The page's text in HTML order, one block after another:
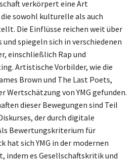
verkörpert eine Art
sowohl kulturelle als auch
Die Einflüsse reichen weit über
spiegeln sich in verschiedenen
einschließlich Rap und
Artistische Vorbilder, wie die
Brown und The Last Poets,
Wertschätzung von YMG gefunden.
dieser Bewegungen sind Teil
der durch digitale
Bewertungskriterium für
hat sich YMG in der modernen
indem es Gesellschaftskritik und